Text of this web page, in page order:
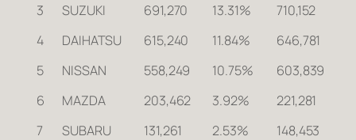
3
SUZUKI 691,270 13.31% 710,152
4
DAIHATSU 615,240 11.84% 646,781
5
NISSAN 558,249 10.75% 603,839
6
MAZDA 203,462 3.92% 221,281
7
SUBARU 131,261 2.53% 148,453